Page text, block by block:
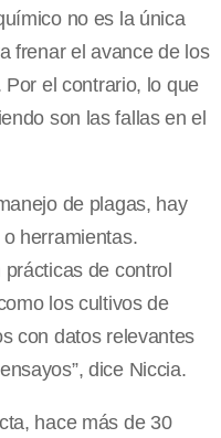
no es la única
frenar el avance de los
el contrario, lo que
son las fallas en el
de plagas, hay
herramientas.
de control
los cultivos de
con datos relevantes
dice Niccia.
hace más de 30